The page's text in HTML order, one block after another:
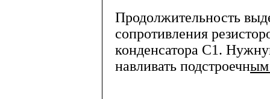
Продолжительность
сопротивления
конденсатора С1.
навливать подстроечным